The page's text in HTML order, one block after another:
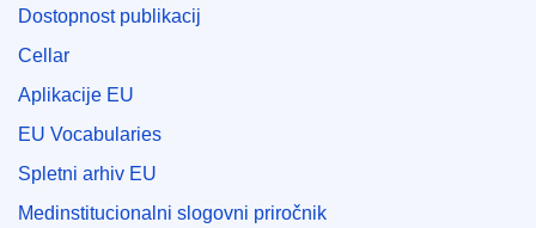
Dostopnost publikacij
Cellar
Aplikacije EU
EU Vocabularies
Spletni arhiv EU
Medinstitucionalni slogovni priročnik